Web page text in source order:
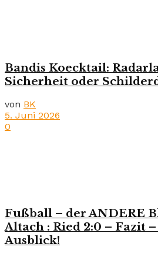
Bandis Koecktail:
Sicherheit oder
von BK
5. Juni 2026
0
Fußball – der ANDERE
Altach : Ried 2:0 – Fazit
Ausblick!